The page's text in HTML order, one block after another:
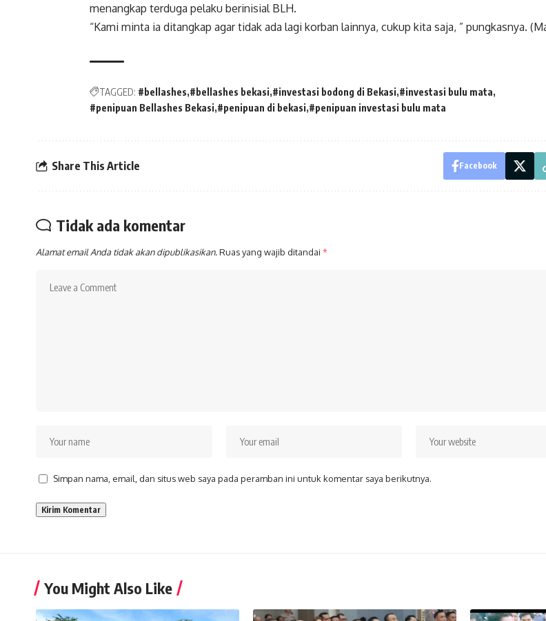
menangkap terduga pelaku berinisial BLH.
“Kami minta ia ditangkap agar tidak ada lagi korban lainnya, cukup kita saja, ” pungkasnya.
TAGGED: #bellashes #bellashes bekasi #investasi bodong di Bekasi #investasi bulu mata
#penipuan Bellashes Bekasi #penipuan di bekasi #penipuan investasi bulu mata
Share This Article Facebook
Tidak ada komentar
Alamat email Anda tidak akan dipublikasikan.Ruas yang wajib ditandai *
Simpan nama, email, dan situs web saya pada peramban ini untuk komentar saya berikutnya.
You Might Also Like